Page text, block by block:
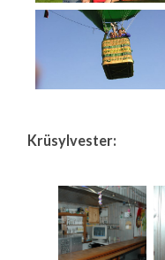
Krüsylvester: